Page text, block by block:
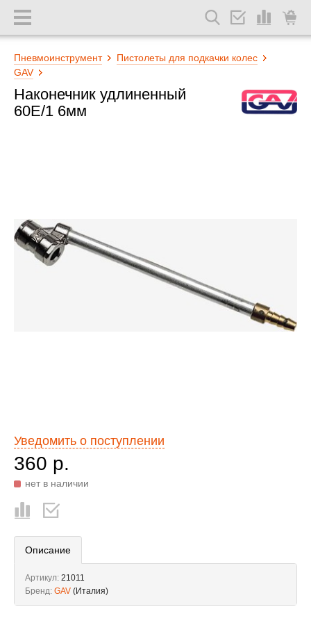
Пневмоинструмент
Пистолеты для подкачки колес
GAV
Наконечник удлиненный
60Е/1 6мм
Уведомить о поступлении
360 р.
нет в наличии
Описание
Артикул: 21011
Бренд: GAV (Италия)